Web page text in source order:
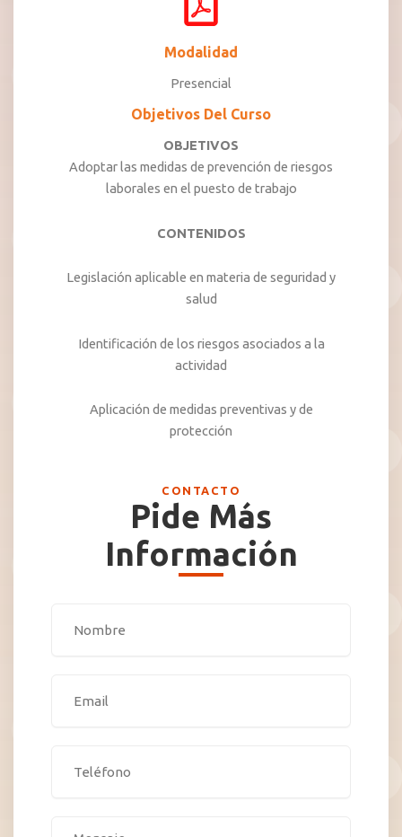
Modalidad
Presencial
Objetivos Del Curso
OBJETIVOS
Adoptar las medidas de prevención de riesgos
laborales en el puesto de trabajo
CONTENIDOS
Legislación aplicable en materia de seguridad y
salud
Identificación de los riesgos asociados a la
actividad
Aplicación de medidas preventivas y de
protección
CONTACTO
Pide Más
Información